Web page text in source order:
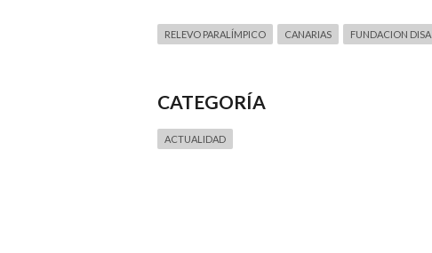
RELEVO PARALÍMPICO CANARIAS FUNDACION DISA
CATEGORÍA
ACTUALIDAD